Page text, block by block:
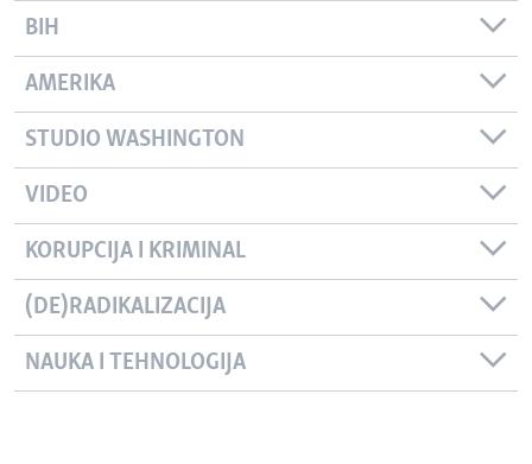
BIH
AMERIKA
STUDIO WASHINGTON
VIDEO
KORUPCIJA I KRIMINAL
(DE)RADIKALIZACIJA
NAUKA I TEHNOLOGIJA